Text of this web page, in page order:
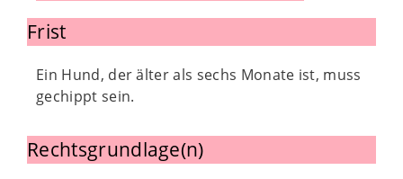
Frist
Ein Hund, der älter als sechs Monate ist, muss
gechippt sein.
Rechtsgrundlage(n)